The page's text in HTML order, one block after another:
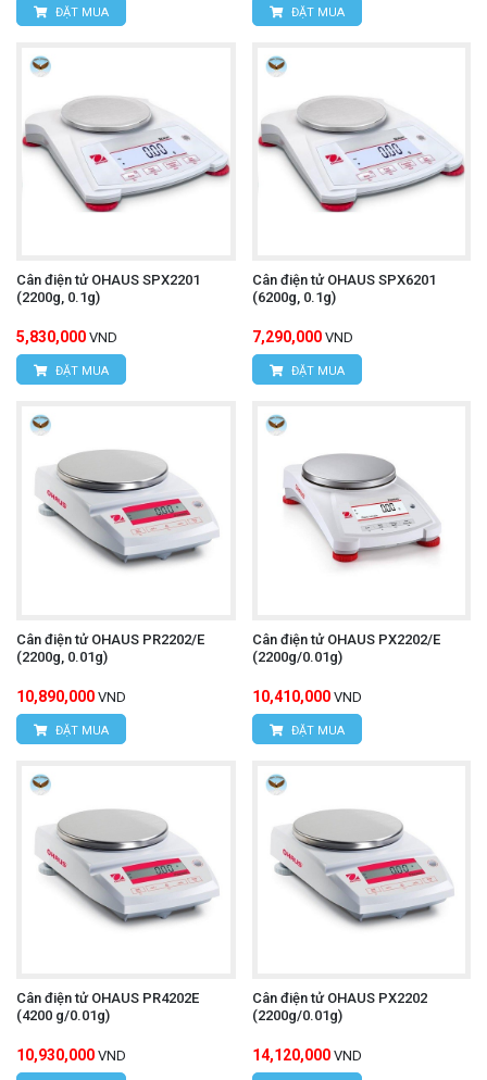
ĐẶT MUA ĐẶT MUA
Cân điện tử OHAUS SPX2201
(2200g, 0.1g)
5,830,000 VND
ĐẶT MUA
Cân điện tử OHAUS SPX6201
(6200g, 0.1g)
7,290,000 VND
ĐẶT MUA
Cân điện tử OHAUS PR2202/E
(2200g, 0.01g)
10,890,000 VND
ĐẶT MUA
Cân điện tử OHAUS PX2202/E
(2200g/0.01g)
10,410,000 VND
ĐẶT MUA
Cân điện tử OHAUS PR4202E
(4200 g/0.01g)
10,930,000 VND
Cân điện tử OHAUS PX2202
(2200g/0.01g)
14,120,000 VND